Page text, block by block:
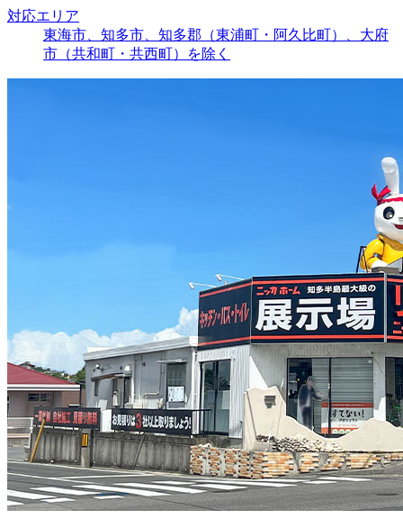
対応エリア
東海市、知多市、知多郡（東浦町・阿久比町）、大府
市（共和町・共西町）を除く